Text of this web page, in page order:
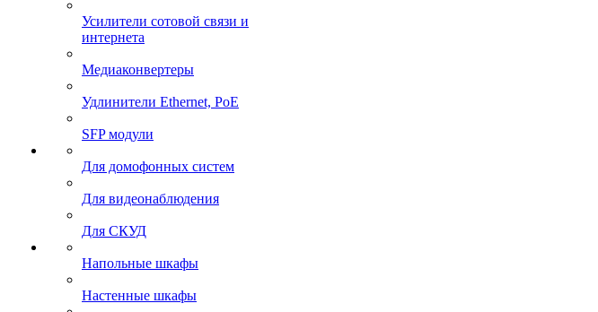
Усилители сотовой связи и
интернета
Медиаконвертеры
Удлинители Ethernet, PoE
SFP модули
Для домофонных систем
Для видеонаблюдения
Для СКУД
Напольные шкафы
Настенные шкафы